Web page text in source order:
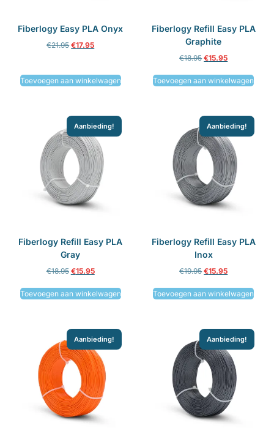
Fiberlogy Easy PLA Onyx
€21.95 €17.95
Toevoegen aan winkelwagen
Fiberlogy Refill Easy PLA
Graphite
€18.95 €15.95
Toevoegen aan winkelwagen
Aanbieding!
Fiberlogy Refill Easy PLA
Gray
€18.95 €15.95
Toevoegen aan winkelwagen
Aanbieding!
Fiberlogy Refill Easy PLA
Inox
€19.95 €15.95
Toevoegen aan winkelwagen
Aanbieding! Aanbieding!